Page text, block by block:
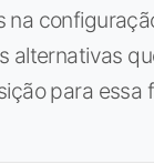
na
alternativas
para essa